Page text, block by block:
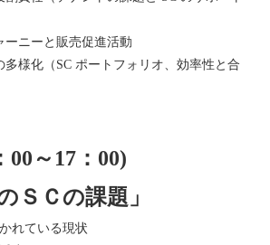
ーニーと販売促進活動
多様化（SC ポートフォリオ、効率性と合
00～17：00)
ＳＣの課題」
れている現状